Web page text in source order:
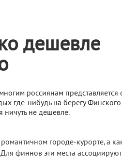
дешевле
россиянам представляется
где-нибудь на берегу
ничуть не дешевле.
городе-курорте, а
финнов эти места